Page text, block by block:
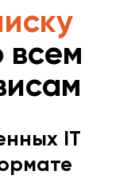
всем
IT